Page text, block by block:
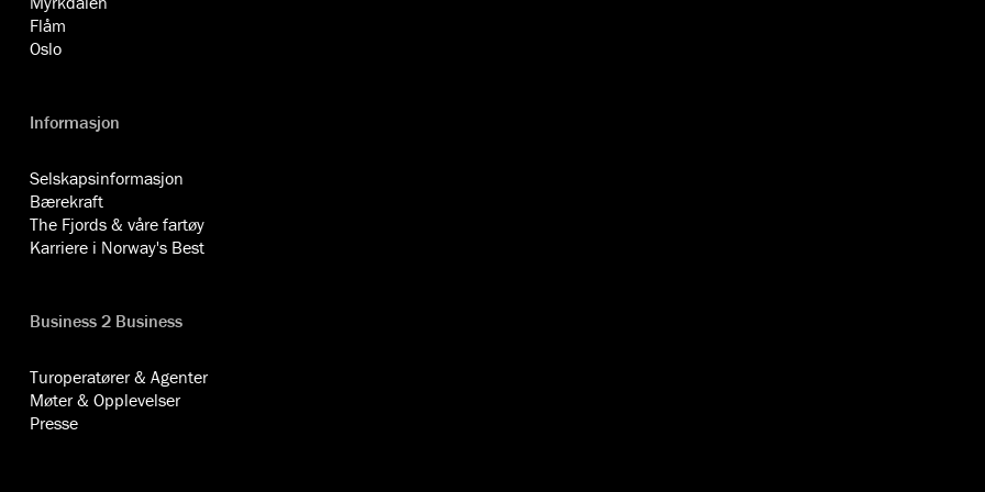
Flåm
Oslo
Informasjon
Selskapsinformasjon
Bærekraft
The Fjords & våre fartøy
Karriere i Norway's Best
Business 2 Business
Turoperatører & Agenter
Møter & Opplevelser
Presse